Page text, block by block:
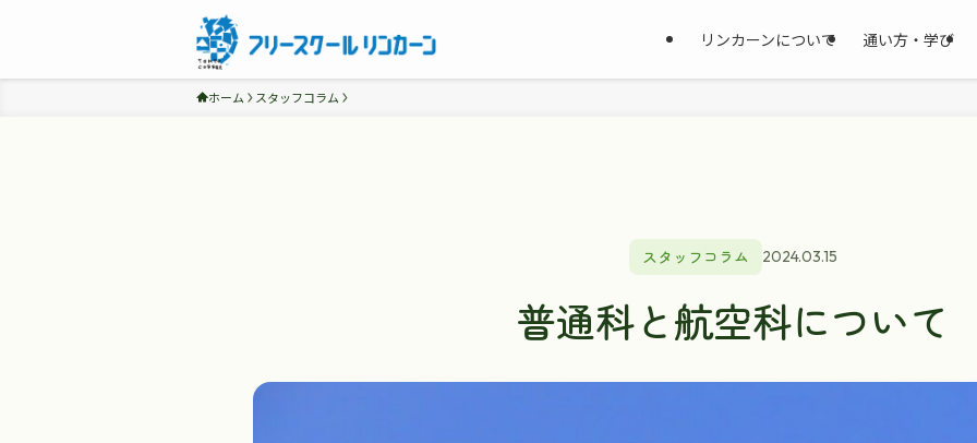
リンカーンについて 通い方・学び
ホーム スタッフコラム
スタッフコラム 2024.03.15
普通科と航空科について